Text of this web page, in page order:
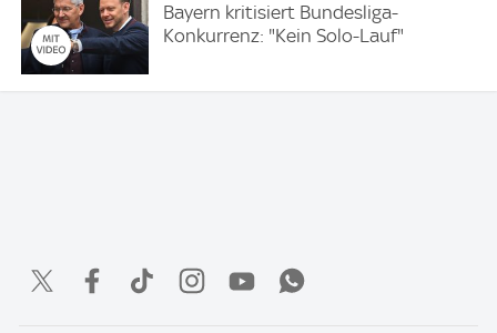
Bayern kritisiert Bundesliga-
Konkurrenz: "Kein Solo-Lauf"